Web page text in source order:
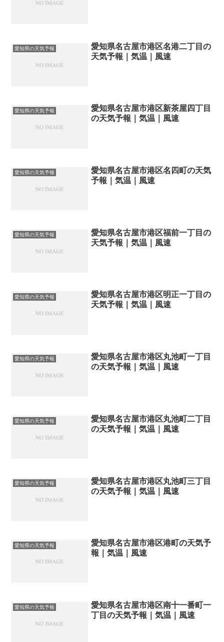
愛知県の天気予報
愛知県名古屋市港区名港二丁目の
天気予報｜気温｜風速
愛知県の天気予報
愛知県名古屋市港区新茶屋四丁目
の天気予報｜気温｜風速
愛知県の天気予報
愛知県名古屋市港区名四町の天気
予報｜気温｜風速
愛知県の天気予報
愛知県名古屋市港区福前一丁目の
天気予報｜気温｜風速
愛知県の天気予報
愛知県名古屋市港区明正一丁目の
天気予報｜気温｜風速
愛知県の天気予報
愛知県名古屋市港区丸池町一丁目
の天気予報｜気温｜風速
愛知県の天気予報
愛知県名古屋市港区丸池町二丁目
の天気予報｜気温｜風速
愛知県の天気予報
愛知県名古屋市港区丸池町三丁目
の天気予報｜気温｜風速
愛知県の天気予報
愛知県名古屋市港区港町の天気予
報｜気温｜風速
愛知県の天気予報
愛知県名古屋市港区南十一番町一
丁目の天気予報｜気温｜風速